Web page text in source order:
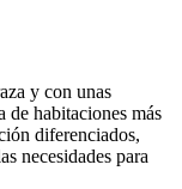
y con unas
de habitaciones más
diferenciados,
necesidades para